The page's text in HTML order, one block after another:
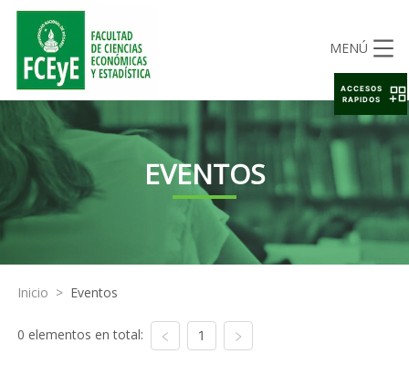
MENÚ
EVENTOS
Inicio > Eventos
0 elementos en total: 1
ACCESOS
RAPIDOS